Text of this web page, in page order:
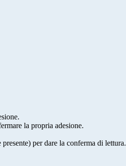
la propria adesione.
per dare la conferma di lettura.